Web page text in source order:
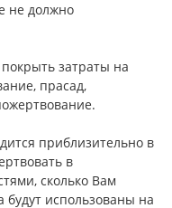
не должно
затраты на
прасад,
приблизительно в
в
сколько Вам
будут использованы на